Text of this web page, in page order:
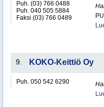
Puh. (03) 766 0488
Puh. 040 505 5884
Faksi (03) 766 0489
9. KOKO-Keittiö Oy
Puh. 050 542 6290